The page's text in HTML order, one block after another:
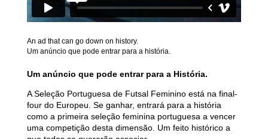
An ad that can go down on history.
Um anúncio que pode entrar para a história.
Um anúncio que pode entrar para a História.
A Seleção Portuguesa de Futsal Feminino está na final-
four do Europeu. Se ganhar, entrará para a história
como a primeira seleção feminina portuguesa a vencer
uma competição desta dimensão. Um feito histórico a